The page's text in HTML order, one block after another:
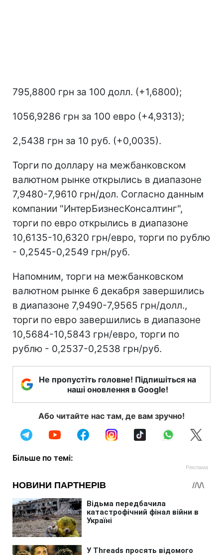
795,8800 грн за 100 долл. (+1,6800);
1056,9286 грн за 100 евро (+4,9313);
2,5438 грн за 10 руб. (+0,0035).
Торги по доллару на межбанковском
валютном рынке открылись в диапазоне
7,9480-7,9610 грн/дол. Согласно данным
компании "ИнтерБизнесКонсалтинг",
торги по евро открылись в диапазоне
10,6135-10,6320 грн/евро, торги по рублю
- 0,2545-0,2549 грн/руб.
Напомним, торги на межбанковском
валютном рынке 6 декабря завершились
в диапазоне 7,9490-7,9565 грн/долл.,
торги по евро завершились в диапазоне
10,5684-10,5843 грн/евро, торги по
рублю - 0,2537-0,2538 грн/руб.
Не пропустіть головне! Підпишіться на
наші оновлення в Google!
Або читайте нас там, де вам зручно!
Більше по темі: